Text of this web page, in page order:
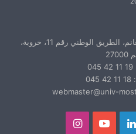
جامعة عبد الحميد بن باديس مستغانم، الطريق الوطني رقم 11، خروبة،
لينكدإنيوتيوبانستقرام